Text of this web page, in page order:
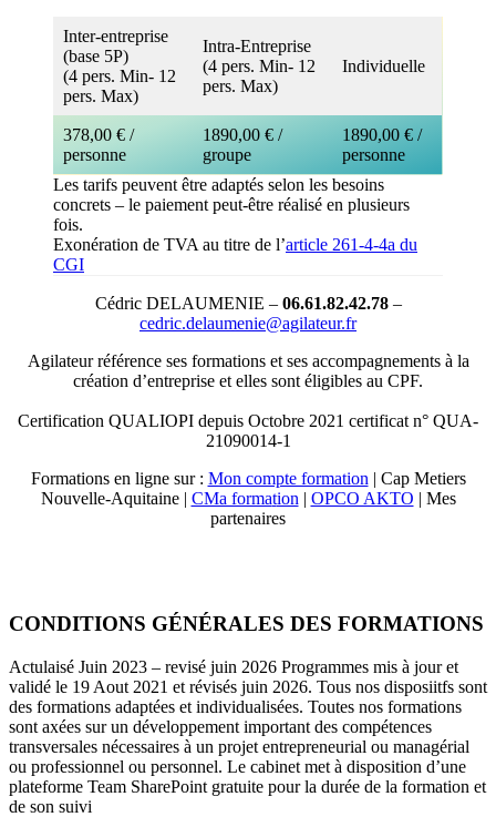
Inter-entreprise
(base 5P)
(4 pers. Min- 12
pers. Max)
Intra-Entreprise
(4 pers. Min- 12
pers. Max)
Individuelle
378,00 € /
personne
1890,00 € /
groupe
1890,00 € /
personne
Les tarifs peuvent être adaptés selon les besoins
concrets – le paiement peut-être réalisé en plusieurs
fois.
Exonération de TVA au titre de l’article 261-4-4a du
CGI
Cédric DELAUMENIE – 06.61.82.42.78–
cedric.delaumenie@agilateur.fr
Agilateur référence ses formations et ses accompagnements à la
création d’entreprise et elles sont éligibles au CPF.
Certification QUALIOPI depuis Octobre 2021 certificat n° QUA-
21090014-1
Formations en ligne sur : Mon compte formation | Cap Metiers
Nouvelle-Aquitaine | CMa formation | OPCO AKTO | Mes
partenaires
CONDITIONS GÉNÉRALES DES FORMATIONS
Actulaisé Juin 2023 – revisé juin 2026 Programmes mis à jour et
validé le 19 Aout 2021 et révisés juin 2026. Tous nos disposiitfs sont
des formations adaptées et individualisées. Toutes nos formations
sont axées sur un développement important des compétences
transversales nécessaires à un projet entrepreneurial ou managérial
ou professionnel ou personnel. Le cabinet met à disposition d’une
plateforme Team SharePoint gratuite pour la durée de la formation et
de son suivi